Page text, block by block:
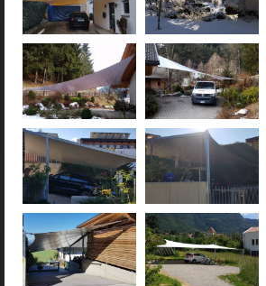
Vela per Carport